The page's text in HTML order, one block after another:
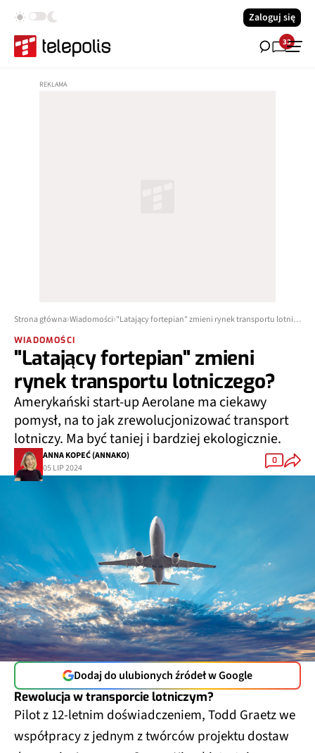
Zaloguj się
33
Strona główna Wiadomości "Latający fortepian" zmieni rynek transportu lotniczego?
WIADOMOŚCI
"Latający fortepian" zmieni
rynek transportu lotniczego?
Amerykański start-up Aerolane ma ciekawy
pomysł, na to jak zrewolucjonizować transport
lotniczy. Ma być taniej i bardziej ekologicznie.
ANNA KOPEĆ (ANNAKO)
05 LIP 2024
0
Dodaj do ulubionych źródeł w Google
Rewolucja w transporcie lotniczym?
Pilot z 12-letnim doświadczeniem, Todd Graetz we
współpracy z jednym z twórców projektu dostaw